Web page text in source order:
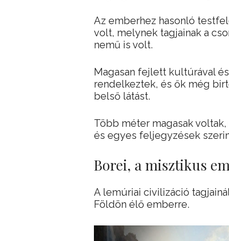
Az emberhez hasonló
volt, melynek tagjainak a
nemű is volt.
Magasan fejlett kultúrával
rendelkeztek, és ők még
belső látást.
Több méter magasak
és egyes feljegyzések
Borei, a misztikus
A lemúriai civilizáció
Földön élő emberre.